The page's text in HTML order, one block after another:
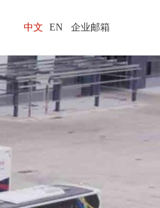
中文 EN 企业邮箱